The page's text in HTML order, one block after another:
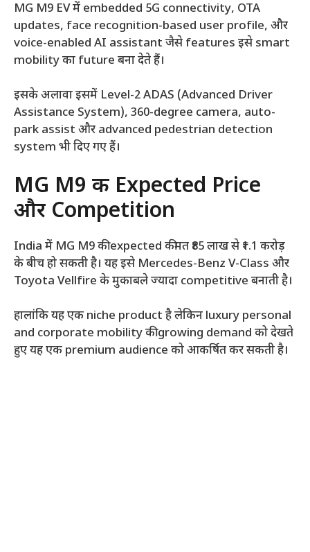
MG M9 EV में embedded 5G connectivity, OTA
updates, face recognition-based user profile, और
voice-enabled AI assistant जैसे features इसे smart
mobility का future बना देते हैं।
इसके अलावा इसमें Level-2 ADAS (Advanced Driver
Assistance System), 360-degree camera, auto-
park assist और advanced pedestrian detection
system भी दिए गए हैं।
MG M9 की Expected Price
और Competition
India में MG M9 की expected कीमत ₹85 लाख से ₹1.1 करोड़
के बीच हो सकती है। यह इसे Mercedes-Benz V-Class और
Toyota Vellfire के मुकाबले ज्यादा competitive बनाती है।
हालांकि यह एक niche product है लेकिन luxury personal
and corporate mobility की growing demand को देखते
हुए यह एक premium audience को आकर्षित कर सकती है।